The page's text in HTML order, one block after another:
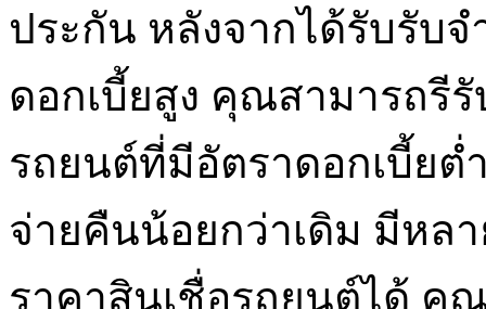
ประกัน หลังจากได้รับรับ
ดอกเบี้ยสูง คุณสามารถรี
รถยนต์ที่มีอัตราดอกเบี้ยต่
จ่ายคืนน้อยกว่าเดิม มีหล
ราคาสินเชื่อรถยนต์ได้ คุ